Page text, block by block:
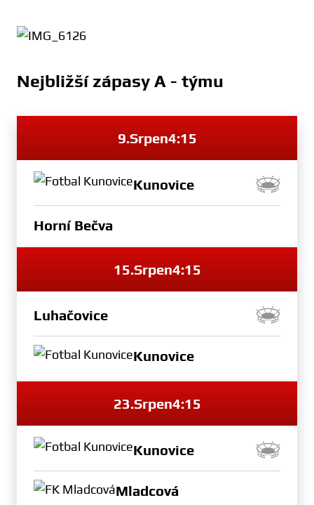
Nejbližší zápasy A - týmu
9.Srpen4:15
Kunovice
Horní Bečva
15.Srpen4:15
Luhačovice
Kunovice
23.Srpen4:15
Kunovice
Mladcová